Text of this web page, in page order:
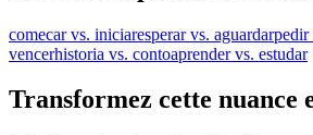
comecar vs. iniciaresperar vs. aguardarpedir
vencerhistoria vs. contoaprender vs. estudar
Transformez cette nuance